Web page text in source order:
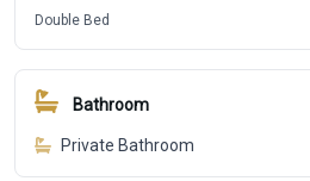
Double Bed
Bathroom
Private Bathroom